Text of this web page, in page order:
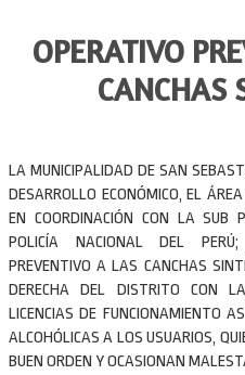
OPERATIVO
CANCHAS
LA MUNICIPALIDAD DE SAN
DESARROLLO ECONÓMICO, EL
EN COORDINACIÓN CON LA SUB
POLICÍA NACIONAL DEL
PREVENTIVO A LAS CANCHAS
DERECHA DEL DISTRITO CON
LICENCIAS DE FUNCIONAMIENTO
ALCOHÓLICAS A LOS USUARIOS,
BUEN ORDEN Y OCASIONAN